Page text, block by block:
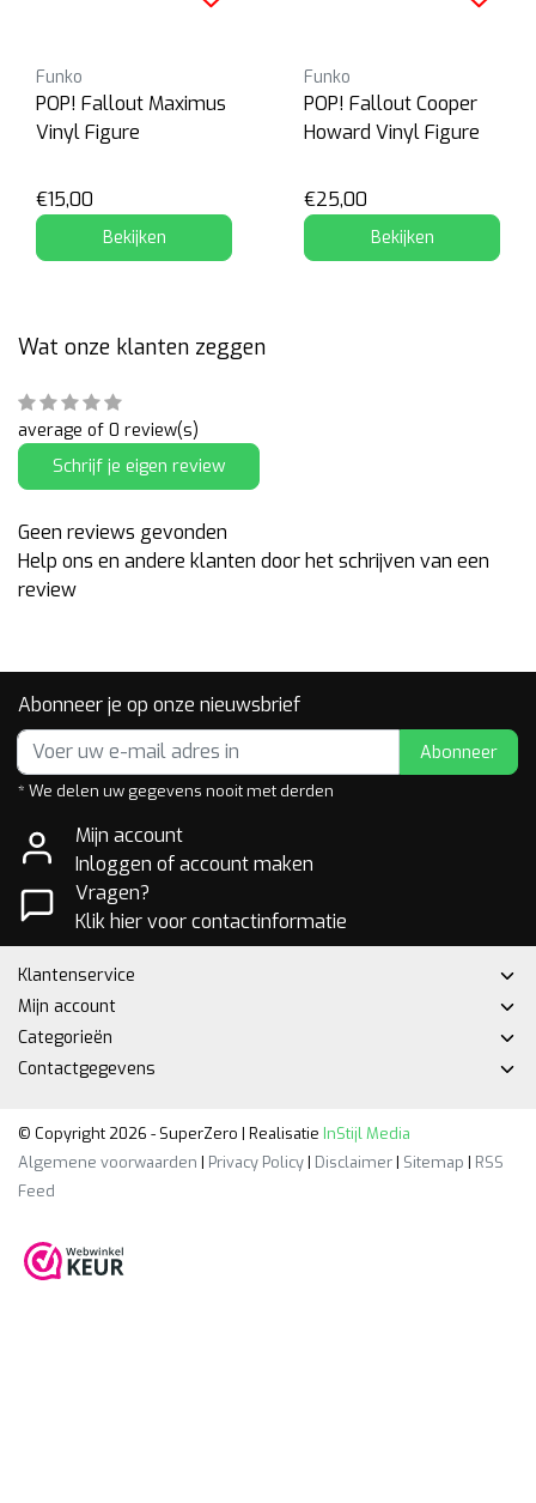
Funko
POP! Fallout Maximus
Vinyl Figure
€15,00
Bekijken
Funko
POP! Fallout Cooper
Howard Vinyl Figure
€25,00
Bekijken
Wat onze klanten zeggen
average of 0 review(s)
Schrijf je eigen review
Geen reviews gevonden
Help ons en andere klanten door het schrijven van een
review
Abonneer je op onze nieuwsbrief
Abonneer
* We delen uw gegevens nooit met derden
Mijn account
Inloggen of account maken
Vragen?
Klik hier voor contactinformatie
Klantenservice
Mijn account
Categorieën
Contactgegevens
© Copyright 2026 - SuperZero | Realisatie InStijl Media
Algemene voorwaarden | Privacy Policy| Disclaimer| Sitemap | RSS
Feed